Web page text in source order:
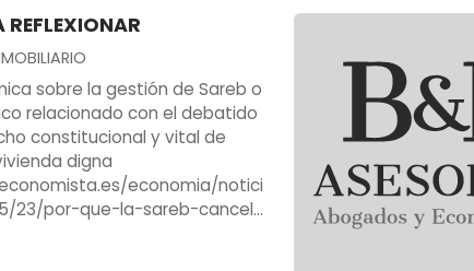
sobre la gestión de Sareb o
relacionado con el debatido
constitucional y vital de
digna
economia/notici
23/por-que-la-sareb-cancela-
la-subida-del-euribor-en-
de-tipos.html